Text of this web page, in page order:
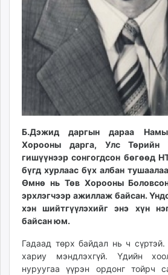
zuv.mn
mminfo.mn
ugluu.mn
urlag.mn
unen.mn
asu.mn
shudarga.mn
shuurhai.mn
unuudur.mn
isee.mn
mglradio.com
fact.mn
tumen.mn
shuum.mn
tvmongolia.mn
mass.mn
Б.Дэжид даргын дараа
Хорооны дарга, Улс Төрийн
гишүүнээр сонгогдсон бөгөөд
бүгд хурлаас бүх албан
Өмнө нь Төв Хорооны
эрхлэгчээр ажиллаж байсан.
хэн шийтгүүлэхийг энэ хүн
байсан юм.
Гадаад төрх байдал нь ч
хариу мэндлэхгүй. Үдийн
нуруугаа үүрэн ордонг тойрч